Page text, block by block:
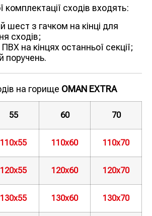
сходів входять:
шест з гачком на кінці для
сходів;
на кінцях останньої секції;
поручень.
на горище OMAN EXTRA
55 60 70
110х55 110х60 110х70
120х55 120х60 120х70
130х55 130х60 130х70